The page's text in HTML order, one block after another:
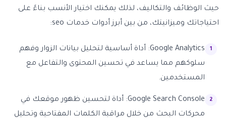
حيث الوظائف والتكاليف، لذلك يمكنك اختيار الأنسب بناءً على
احتياجاتك وميزانيتك، من بين أبرز أدوات خدمات seo:
Google Analytics: أداة أساسية لتحليل بيانات الزوار وفهم
سلوكهم مما يساعد في تحسين المحتوى والتفاعل مع
المستخدمين.
Google Search Console: أداة لتحسين ظهور موقعك في
محركات البحث من خلال مراقبة الكلمات المفتاحية وتحليل